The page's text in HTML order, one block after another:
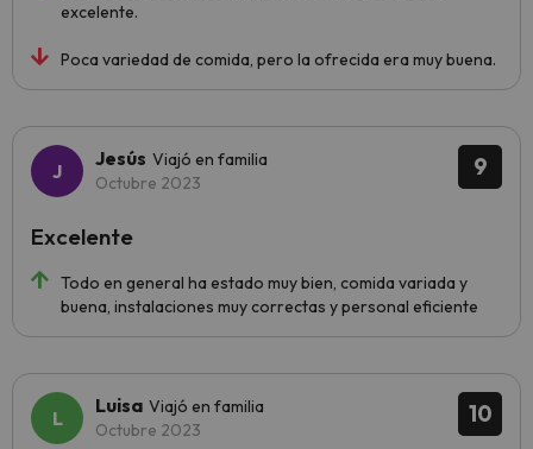
excelente.
Poca variedad de comida, pero la ofrecida era muy buena.
9
Jesús Viajó en familia
Octubre 2023
Todo en general ha estado muy bien, comida variada y
buena, instalaciones muy correctas y personal eficiente
Excelente
10
Luisa Viajó en familia
Octubre 2023